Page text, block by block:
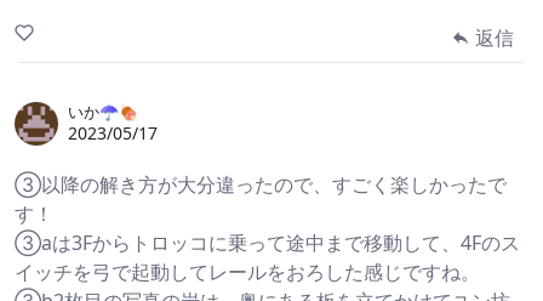
返信
いか☂🍖
2023/05/17
③以降の解き方が大分違ったので、すごく楽しかったで
す！
③aは3Fからトロッコに乗って途中まで移動して、4Fのス
イッチを弓で起動してレールをおろした感じですね。